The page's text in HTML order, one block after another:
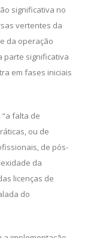
significativa no
vertentes da
da operação
parte significativa
em fases iniciais
falta de
ou de
de pós-
da
licenças de
do